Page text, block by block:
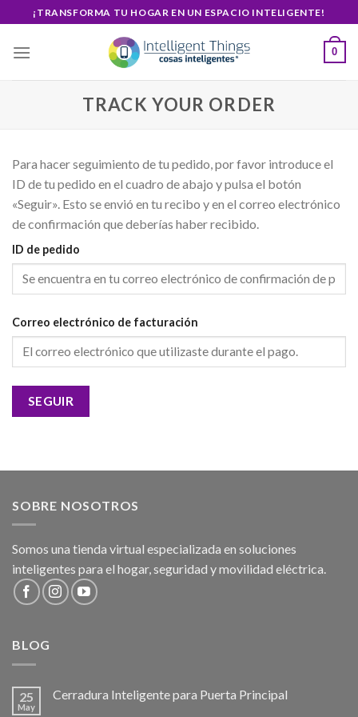
to
content
¡TRANSFORMA TU HOGAR EN UN ESPACIO INTELIGENTE!
0
TRACK YOUR ORDER
Para hacer seguimiento de tu pedido, por favor introduce el
ID de tu pedido en el cuadro de abajo y pulsa el botón
«Seguir». Esto se envió en tu recibo y en el correo electrónico
de confirmación que deberías haber recibido.
ID de pedido
Correo electrónico de facturación
SEGUIR
SOBRE NOSOTROS
Somos una tienda virtual especializada en soluciones
inteligentes para el hogar, seguridad y movilidad eléctrica.
BLOG
25
May
Cerradura Inteligente para Puerta Principal